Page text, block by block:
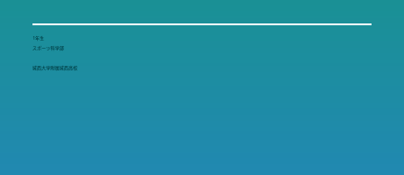
1年生
スポーツ科学部
城西大学附属城西高校